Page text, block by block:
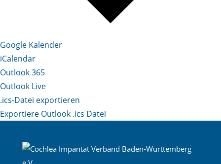
Google Kalender
iCalendar
Outlook 365
Outlook Live
.ics-Datei exportieren
Exportiere Outlook .ics Datei